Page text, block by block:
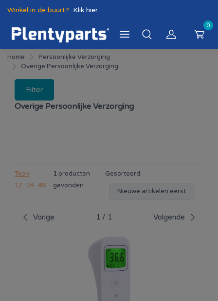
Winkel in de buurt? Klik hier
0
Home
Persoonlijke Verzorging
Overige Persoonlijke Verzorging
Filter
Overige Persoonlijke Verzorging
Toon
12
24 48
1 producten
gevonden
Gesorteerd:
Nieuwe artikelen eerst
Vorige 1 / 1 Volgende